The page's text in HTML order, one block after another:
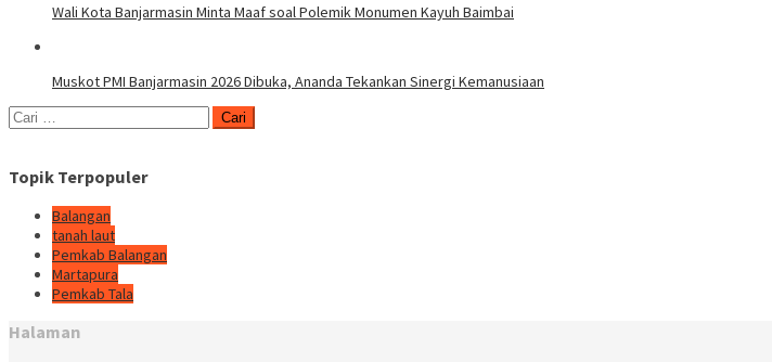
Wali Kota Banjarmasin Minta Maaf soal Polemik Monumen Kayuh Baimbai
Muskot PMI Banjarmasin 2026 Dibuka, Ananda Tekankan Sinergi Kemanusiaan
Cari
untuk:
Topik Terpopuler
Balangan
tanah laut
Pemkab Balangan
Martapura
Pemkab Tala
Halaman